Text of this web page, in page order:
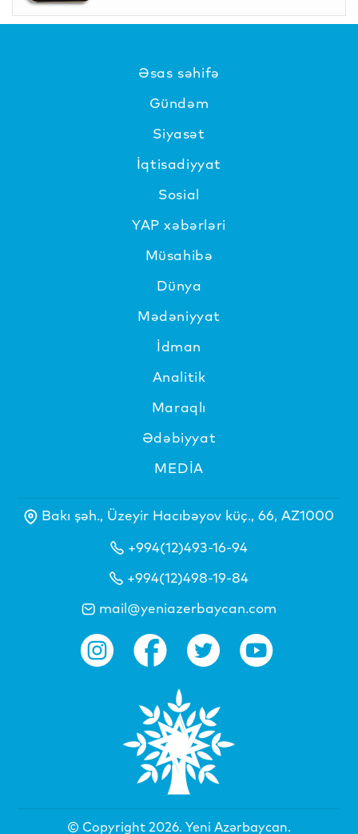
Əsas səhifə
Gündəm
Siyasət
İqtisadiyyat
Sosial
YAP xəbərləri
Müsahibə
Dünya
Mədəniyyat
İdman
Analitik
Maraqlı
Ədəbiyyat
MEDİA
Bakı şəh., Üzeyir Hacıbəyov küç., 66, AZ1000
+994(12)493-16-94
+994(12)498-19-84
mail@yeniazerbaycan.com
© Copyright 2026. Yeni Azərbaycan.